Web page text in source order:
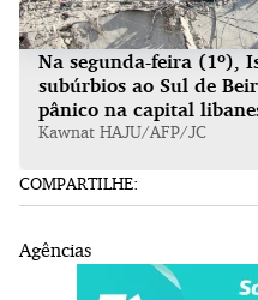
Na segunda-feira (1º),
subúrbios ao Sul de
pânico na capital
Kawnat HAJU/AFP/JC
COMPARTILHE:
Agências